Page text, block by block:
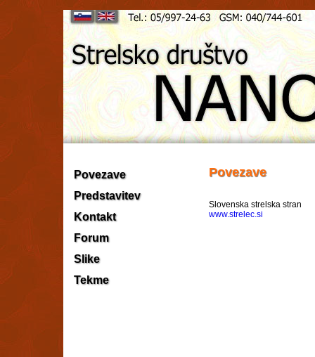
Povezave
Predstavitev
Kontakt
Forum
Slike
Tekme
Povezave
Slovenska strelska stran
www.strelec.si